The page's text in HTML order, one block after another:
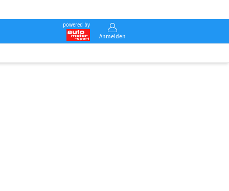
powered by
Anmelden